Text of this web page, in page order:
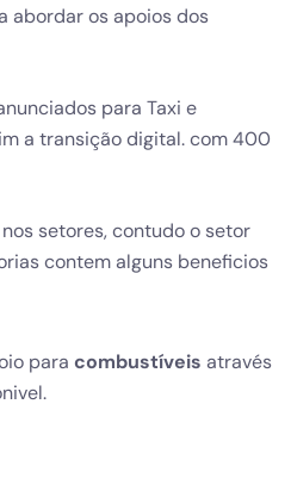
abordar os apoios dos
para Taxi e
a transição digital. com 400
setores, contudo o setor
contem alguns beneficios
para combustíveis através